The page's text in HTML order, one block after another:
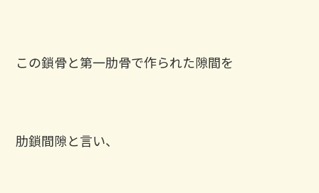
この鎖骨と第一肋骨で作られた隙間を
肋鎖間隙と言い、